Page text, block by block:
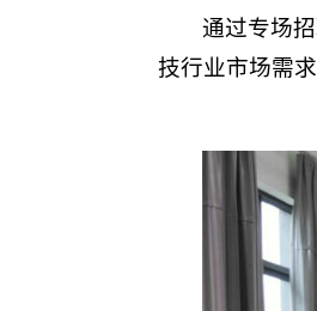
通过专场
技行业市场需